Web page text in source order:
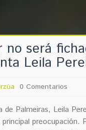
no será
Leila
0 Comentarios
de Palmeiras, Leila
preocupación.